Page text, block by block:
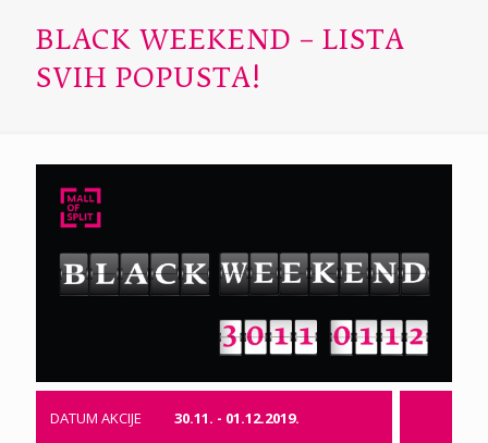
BLACK WEEKEND – LISTA
SVIH POPUSTA!
DATUM AKCIJE 30.11. - 01.12.2019.